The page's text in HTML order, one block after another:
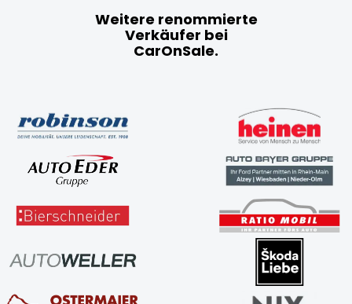
Weitere renommierte
Verkäufer bei
CarOnSale.